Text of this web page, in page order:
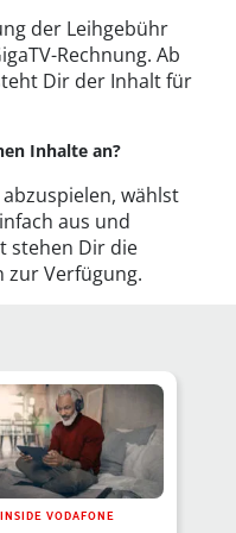
der Leihgebühr
Rechnung. Ab
Dir der Inhalt für
Inhalte an?
wählst
aus und
stehen Dir die
zur Verfügung.
INSIDE VODAFONE